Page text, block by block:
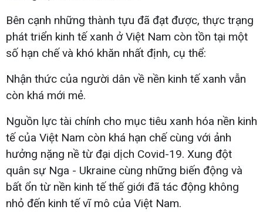
Bên cạnh những thành tựu đã đạt được, thực trạng
phát triển kinh tế xanh ở Việt Nam còn tồn tại một
số hạn chế và khó khăn nhất định, cụ thể:
Nhận thức của người dân về nền kinh tế xanh vẫn
còn khá mới mẻ.
Nguồn lực tài chính cho mục tiêu xanh hóa nền kinh
tế của Việt Nam còn khá hạn chế cùng với ảnh
hưởng nặng nề từ đại dịch Covid-19. Xung đột
quân sự Nga - Ukraine cùng những biến động và
bất ổn từ nền kinh tế thế giới đã tác động không
nhỏ đến kinh tế vĩ mô của Việt Nam.